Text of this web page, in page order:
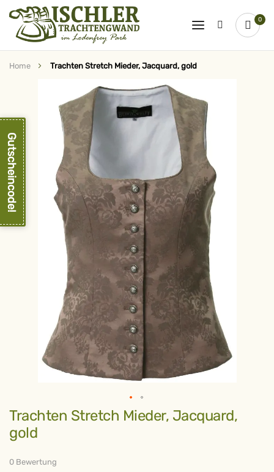
0
Home Trachten Stretch Mieder, Jacquard, gold
springen
Zum
Anfang
der
Bildergalerie
springen
Trachten Stretch Mieder, Jacquard,
gold
0 Bewertung
Gutscheincode!